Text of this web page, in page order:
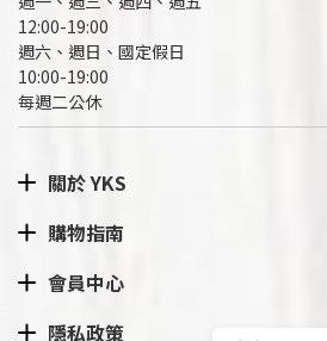
12:00-19:00
週六、週日、國定假日
10:00-19:00
每週二公休
關於 YKS
購物指南
會員中心
隱私政策